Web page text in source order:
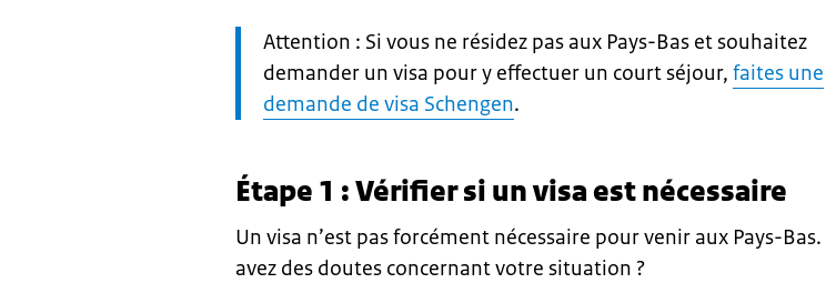
Let
op:
Attention : Si vous ne résidez pas aux Pays-Bas et souhaitez
demander un visa pour y effectuer un court séjour, faites une
demande de visa Schengen.
Étape 1 : Vérifier si un visa est nécessaire
Un visa n’est pas forcément nécessaire pour venir aux Pays-Bas.
avez des doutes concernant votre situation ?